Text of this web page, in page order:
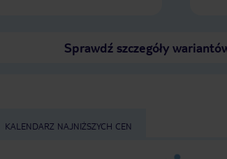
Sprawdź szczegóły
KALENDARZ NAJNIŻSZYCH CEN